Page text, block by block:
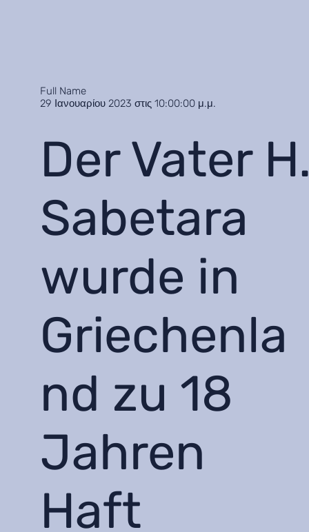
Full Name
29 Ιανουαρίου 2023 στις 10:00:00 μ.μ.
Der Vater
Sabetara
wurde in
Griechenla
nd zu 18
Jahren
Haft